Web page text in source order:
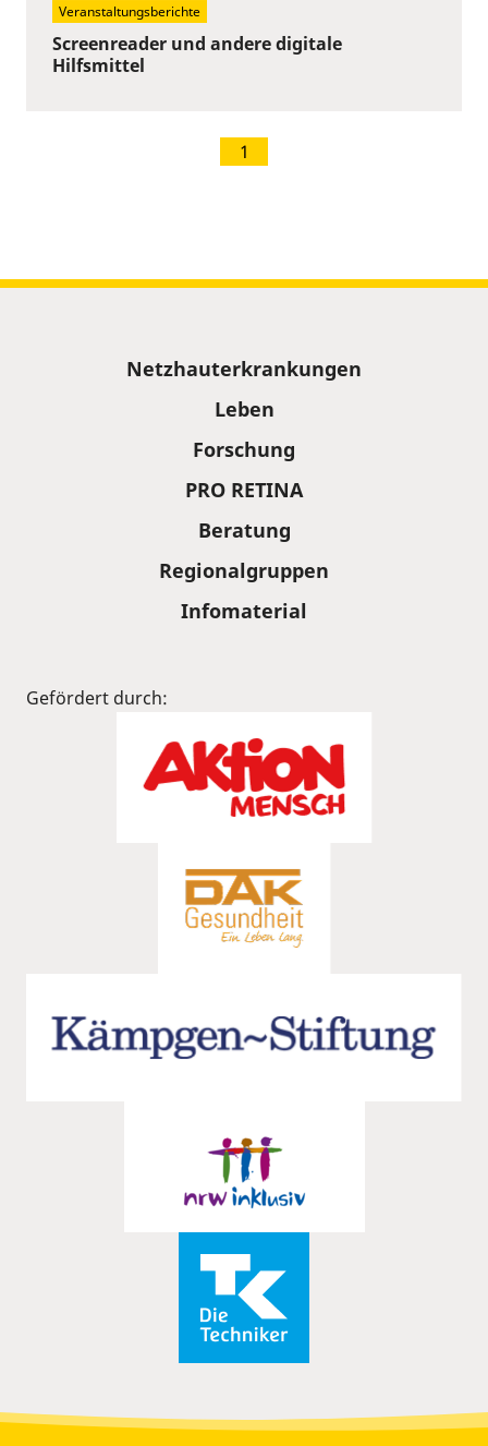
Screenreader und andere digitale
Hilfsmittel
Veranstaltungsberichte
1
Netzhauterkrankungen
Leben
Forschung
PRO RETINA
Beratung
Regionalgruppen
Infomaterial
Gefördert durch: